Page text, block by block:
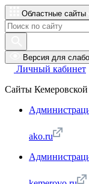
Областные сайты
Версия
Личный кабинет
Сайты Кемеровской
ako.ru